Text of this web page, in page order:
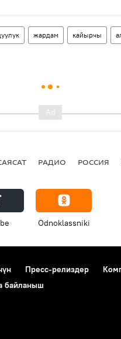
жардам кайырчы
РАДИО РОССИЯ
Odnoklassniki
Пресс-релиздер
байланыш